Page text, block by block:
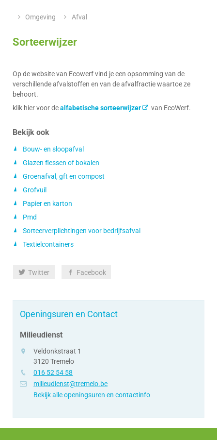
openingsuren
Omgeving Afval
Sorteerwijzer
Op de website van Ecowerf vind je een opsomming van de
verschillende afvalstoffen en van de afvalfractie waartoe ze
behoort.
klik hier voor dealfabetische sorteerwijzer van EcoWerf.
Bekijk ook
Bouw- en sloopafval
Glazen flessen of bokalen
Groenafval, gft en compost
Grofvuil
Papier en karton
Pmd
Sorteerverplichtingen voor bedrijfsafval
Textielcontainers
deze
Twitter Facebook
Openingsuren en Contact
Milieudienst
adresVeldonkstraat 1
3120 Tremelo
tel.
016 52 54 58
e-
milieudienst@tremelo.be
Bekijk alle openingsuren en contactinfo